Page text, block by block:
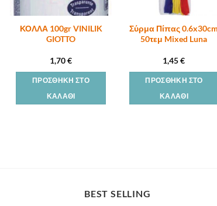
ΚΟΛΛΑ 100gr VINILIK
GIOTTO
1,70€
ΠΡΟΣΘΉΚΗ ΣΤΟ
ΚΑΛΆΘΙ
Σύρμα Πίπας 0.6x30cm
50τεμ Mixed Luna
1,45€
ΠΡΟΣΘΉΚΗ ΣΤΟ
ΚΑΛΆΘΙ
BEST SELLING